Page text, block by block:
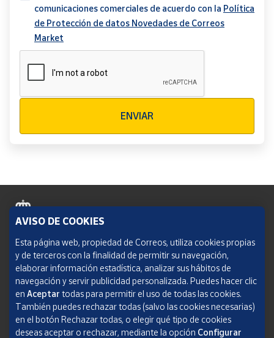
comunicaciones comerciales de acuerdo con la Política
de Protección de datos Novedades de Correos
Market
ENVIAR
Política de cookies
Aviso legal
Condiciones del servicio
Política de Privacidad Web
AVISO DE COOKIES
Esta página web, propiedad de Correos, utiliza cookies propias
y de terceros con la finalidad de permitir su navegación,
elaborar información estadística, analizar sus hábitos de
navegación y servir publicidad personalizada. Puedes hacer clic
en Aceptar todas para permitir el uso de todas las cookies.
También puedes rechazar todas (salvo las cookies necesarias)
en el botón Rechazar todas, o elegir qué tipo de cookies
deseas aceptar o rechazar, mediante la opción Configurar